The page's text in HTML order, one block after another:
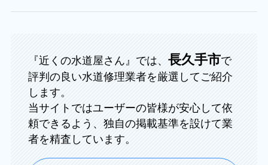
『近くの水道屋さん』では、 長久手市で
評判の良い水道修理業者を厳選してご紹介
します。
当サイトではユーザーの皆様が安心して依
頼できるよう、独自の掲載基準を設けて業
者を精査しています。